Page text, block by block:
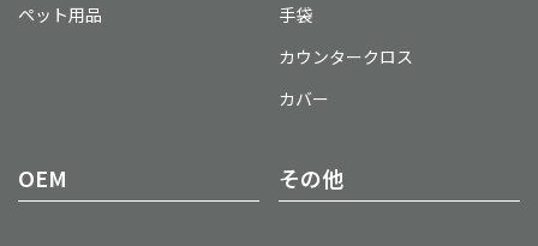
ペット用品
手袋
カウンタークロス
カバー
OEM その他